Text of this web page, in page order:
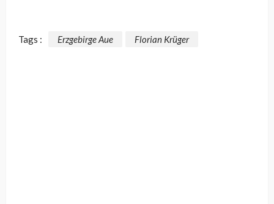
Tags : Erzgebirge Aue Florian Krüger